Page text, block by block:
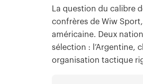
La question du calibre
confrères de Wiw
américaine. Deux
sélection : l’Argentine,
organisation tactique